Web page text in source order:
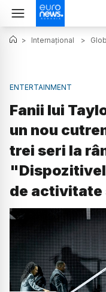
> Internațional >
ENTERTAINMENT
Fanii lui
un nou
trei seri la
de activitate